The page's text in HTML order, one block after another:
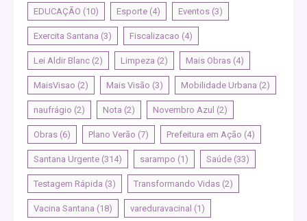
EDUCAÇÃO (10) Esporte (4) Eventos (3)
Exercita Santana (3) Fiscalizacao (4)
Lei Aldir Blanc (2) Limpeza (2) Mais Obras (4)
MaisVisao (2) Mais Visão (3) Mobilidade Urbana (2)
naufrágio (2) Nota (2) Novembro Azul (2)
Obras (6) Plano Verão (7) Prefeitura em Ação (4)
Santana Urgente (314) sarampo (1) Saúde (33)
Testagem Rápida (3) Transformando Vidas (2)
Vacina Santana (18) vareduravacinal (1)